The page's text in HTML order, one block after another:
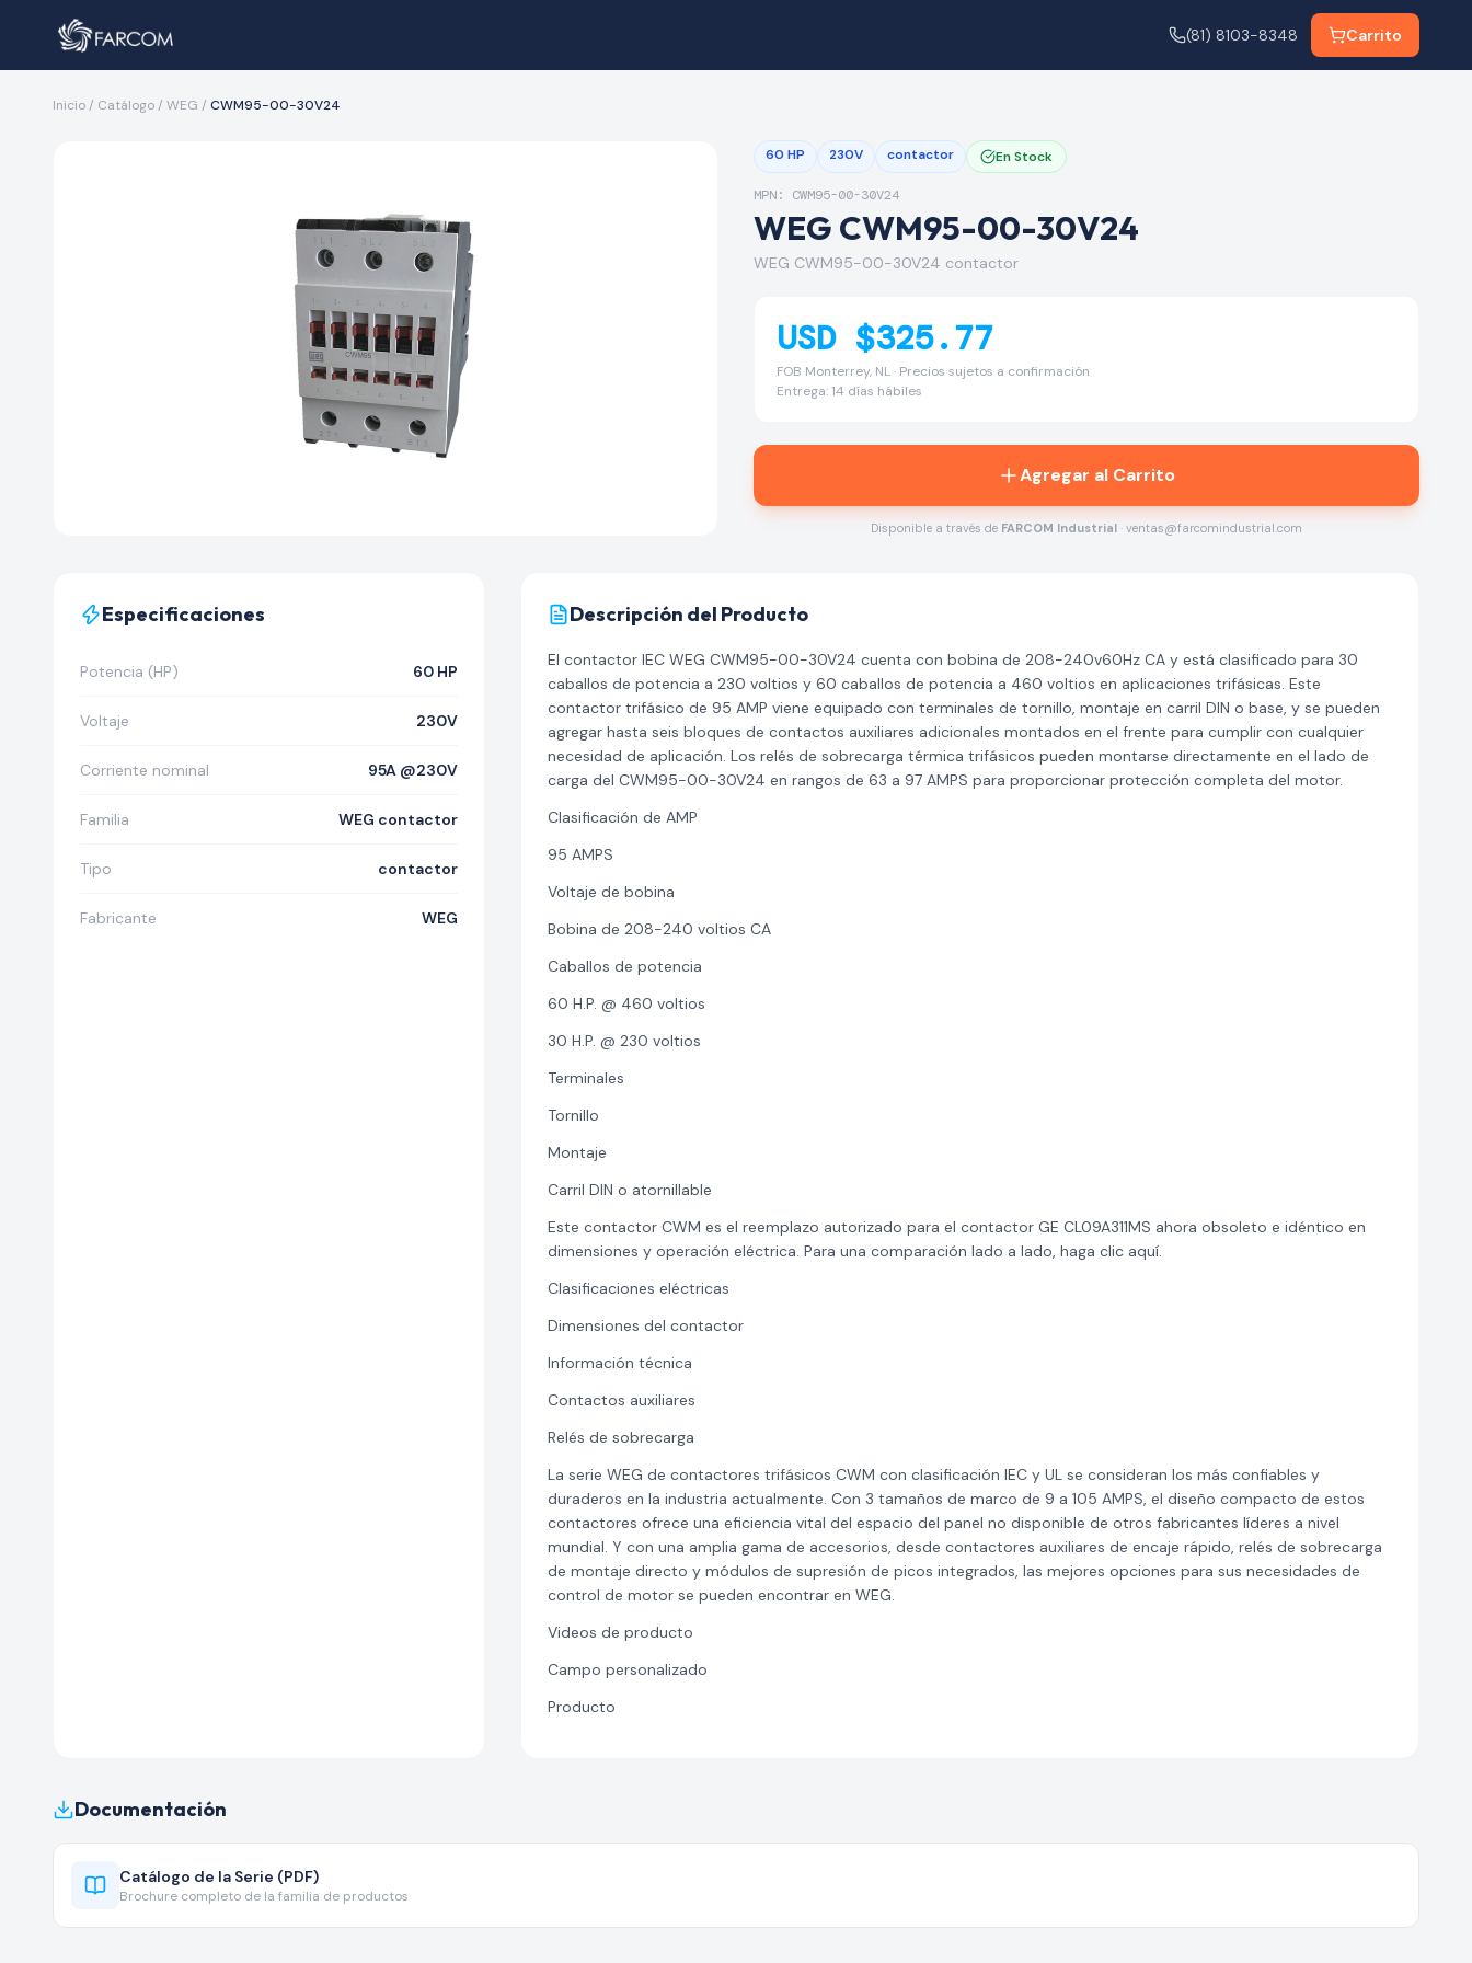
(81) 8103-8348 Carrito
Inicio / Catálogo / WEG / CWM95-00-30V24
60 HP 230V contactor En Stock
MPN: CWM95-00-30V24
WEG CWM95-00-30V24
WEG CWM95-00-30V24 contactor
USD $325.77
FOB Monterrey, NL · Precios sujetos a confirmación
Entrega: 14 días hábiles
Agregar al Carrito
Disponible a través de FARCOM Industrial · ventas@farcomindustrial.com
Especificaciones
Potencia (HP) 60 HP
Voltaje 230V
Corriente nominal 95A @230V
Familia WEG contactor
Tipo contactor
Fabricante WEG
Descripción del Producto
El contactor IEC WEG CWM95-00-30V24 cuenta con bobina de 208-240v60Hz CA y está clasificado para 30
caballos de potencia a 230 voltios y 60 caballos de potencia a 460 voltios en aplicaciones trifásicas. Este
contactor trifásico de 95 AMP viene equipado con terminales de tornillo, montaje en carril DIN o base, y se pueden
agregar hasta seis bloques de contactos auxiliares adicionales montados en el frente para cumplir con cualquier
necesidad de aplicación. Los relés de sobrecarga térmica trifásicos pueden montarse directamente en el lado de
carga del CWM95-00-30V24 en rangos de 63 a 97 AMPS para proporcionar protección completa del motor.
Clasificación de AMP
95 AMPS
Voltaje de bobina
Bobina de 208-240 voltios CA
Caballos de potencia
60 H.P. @ 460 voltios
30 H.P. @ 230 voltios
Terminales
Tornillo
Montaje
Carril DIN o atornillable
Este contactor CWM es el reemplazo autorizado para el contactor GE CL09A311MS ahora obsoleto e idéntico en
dimensiones y operación eléctrica. Para una comparación lado a lado, haga clic aquí.
Clasificaciones eléctricas
Dimensiones del contactor
Información técnica
Contactos auxiliares
Relés de sobrecarga
La serie WEG de contactores trifásicos CWM con clasificación IEC y UL se consideran los más confiables y
duraderos en la industria actualmente. Con 3 tamaños de marco de 9 a 105 AMPS, el diseño compacto de estos
contactores ofrece una eficiencia vital del espacio del panel no disponible de otros fabricantes líderes a nivel
mundial. Y con una amplia gama de accesorios, desde contactores auxiliares de encaje rápido, relés de sobrecarga
de montaje directo y módulos de supresión de picos integrados, las mejores opciones para sus necesidades de
control de motor se pueden encontrar en WEG.
Videos de producto
Campo personalizado
Producto
Documentación
Catálogo de la Serie (PDF)
Brochure completo de la familia de productos